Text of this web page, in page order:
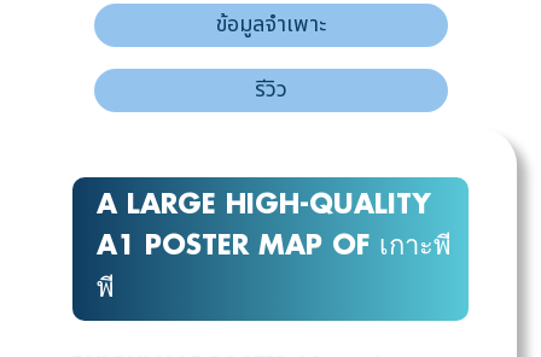
ข้อมูลจำเพาะ
รีวิว
A LARGE HIGH-QUALITY
A1 POSTER MAP OF เกาะพี
พี